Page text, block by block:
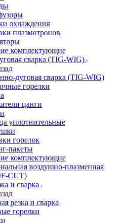
охлаждения
плазмотронов
комплектующие
сварка (TIG-WIG)
дуговая сварка (TIG-WIG)
горелки
цанги
уплотнительные
горелок
пакеты
комплектующие
воздушно-плазменная
CUT)
и сварка
резка и сварка
горелки